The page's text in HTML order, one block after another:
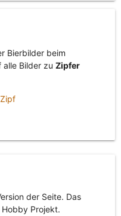
Bierbilder beim
Bilder zu Zipfer
der Seite. Das
Projekt.